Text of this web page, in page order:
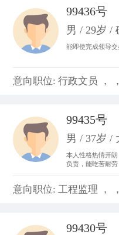
99436号
男 / 29岁 /
能即使完成领导
意向职位: 行政文员 ， ，
99435号
男 / 37岁 /
本人性格热情开
负责，能吃苦耐
的精神，并从工
意向职位: 工程监理 ， ，
99430号